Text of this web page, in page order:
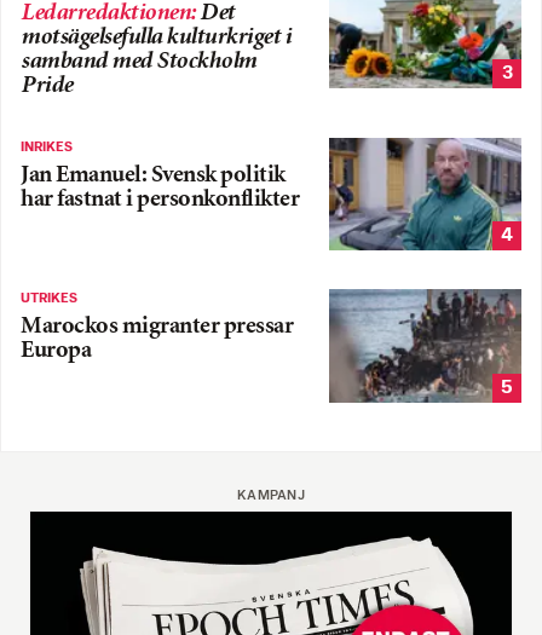
Ledarredaktionen:Det
motsägelsefulla kulturkriget i
samband med Stockholm
Pride
3
INRIKES
Jan Emanuel: Svensk politik
har fastnat i personkonflikter
4
UTRIKES
Marockos migranter pressar
Europa
5
KAMPANJ